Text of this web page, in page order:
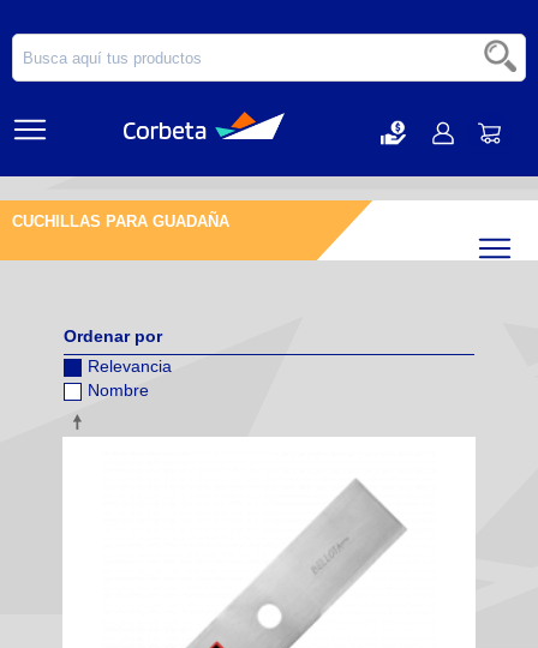
CUCHILLAS PARA GUADAÑA
Ordenar por
Relevancia
Nombre